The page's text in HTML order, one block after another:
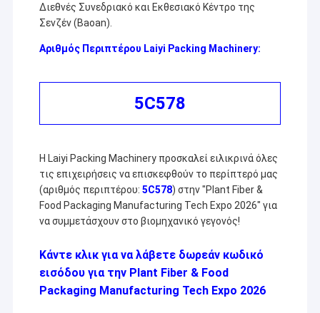
Διεθνές Συνεδριακό και Εκθεσιακό Κέντρο της
Σενζέν (Baoan).
Αριθμός Περιπτέρου Laiyi Packing Machinery:
5C578
Η Laiyi Packing Machinery προσκαλεί ειλικρινά όλες
τις επιχειρήσεις να επισκεφθούν το περίπτερό μας
(αριθμός περιπτέρου: 5C578) στην "Plant Fiber &
Food Packaging Manufacturing Tech Expo 2026" για
να συμμετάσχουν στο βιομηχανικό γεγονός!
Κάντε κλικ για να λάβετε δωρεάν κωδικό
εισόδου για την Plant Fiber & Food
Packaging Manufacturing Tech Expo 2026